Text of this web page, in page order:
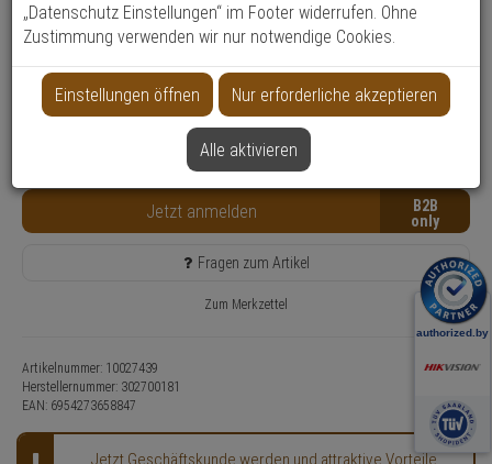
Produktinformationen
Zubehörartikel, Wandbefestigung
Anwendung: Videoüberwachung
Nur für Gewerbekunden
Lieferzeit: 7-10 Werktage**
Jetzt anmelden B2B
Fragen zum Artikel
Zum Merkzettel
Artikelnummer: 10027439
Herstellernummer: 302700181
EAN: 6954273658847
Jetzt Geschäftskunde werden und attraktive Vorteile
„Datenschutz Einstellungen“ im Footer widerrufen. Ohne
Zustimmung verwenden wir nur notwendige Cookies.
Einstellungen öffnen Nur erforderliche akzeptieren
Alle aktivieren